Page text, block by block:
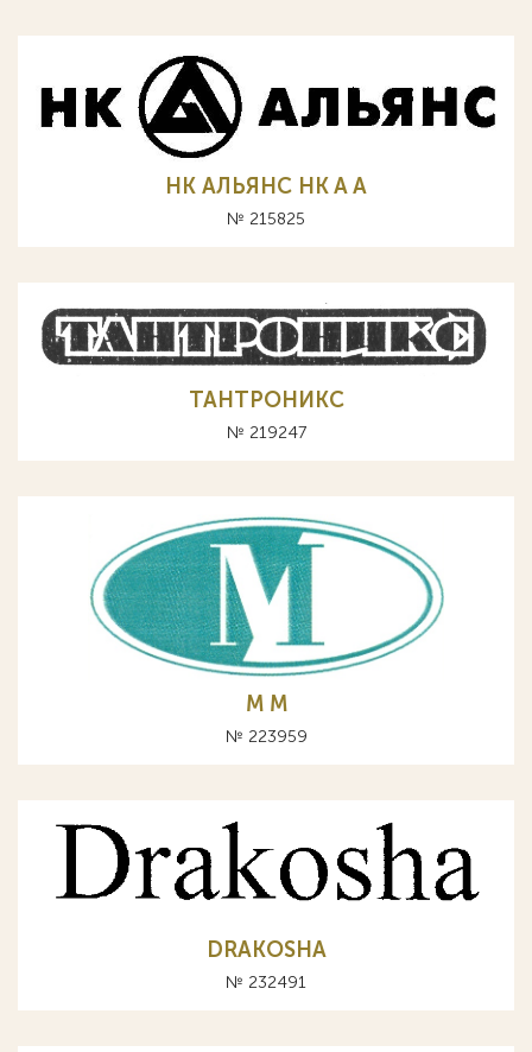
НК АЛЬЯНС HK A А
№ 215825
ТАНТРОНИКС
№ 219247
М M
№ 223959
DRAKOSHA
№ 232491